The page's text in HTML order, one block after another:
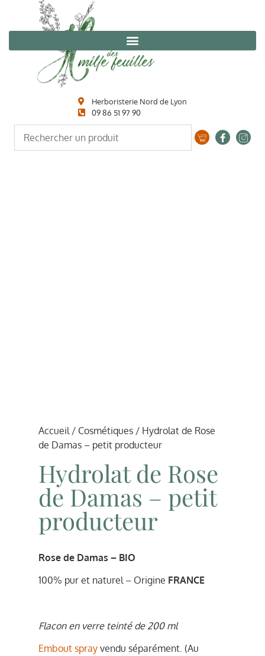
Herboristerie Nord de Lyon
09 86 51 97 90
Accueil / Cosmétiques / Hydrolat de Rose
de Damas – petit producteur
Hydrolat de Rose
de Damas – petit
producteur
Rose de Damas – BIO
100% pur et naturel – Origine FRANCE
Flacon en verre teinté de 200 ml
Embout spray vendu séparément. (Au